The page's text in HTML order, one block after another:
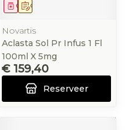
Op voorschrift
Geneesmiddel
Novartis
Aclasta Sol Pr Infus 1 Fl
100ml X 5mg
€ 159,40
Reserveer